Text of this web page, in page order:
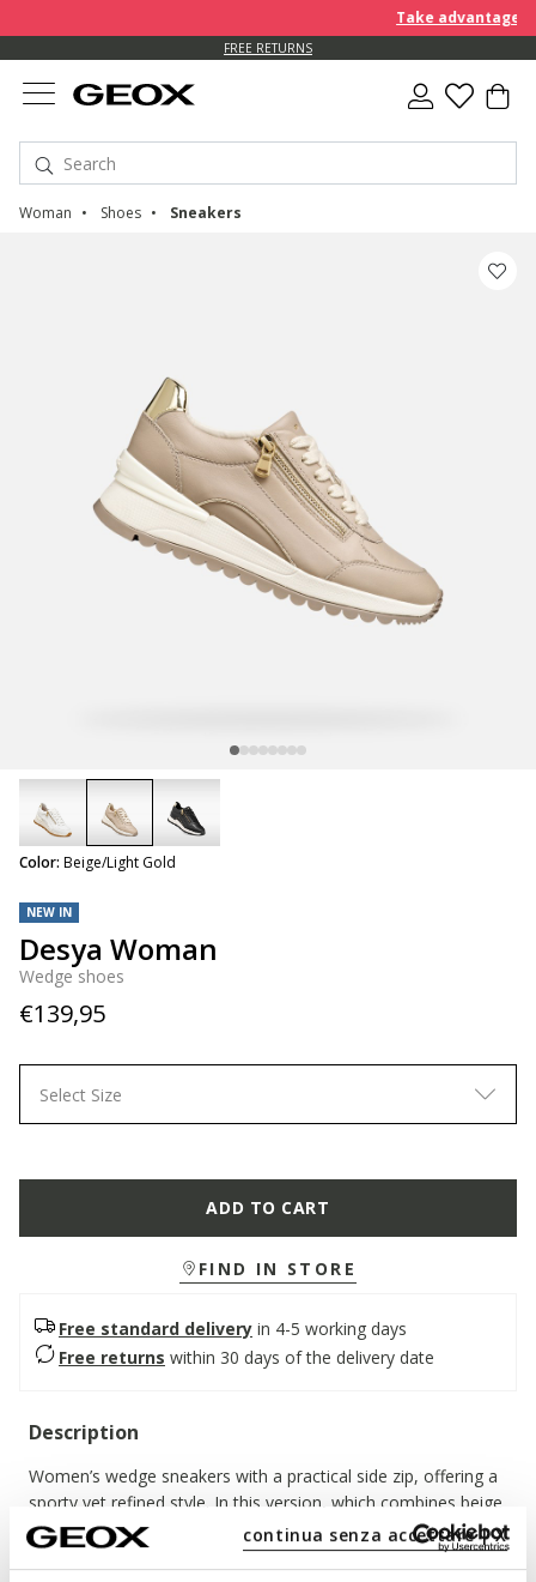
continua senza accettare | X
Take advantage of
FREE RETURNS
Woman Shoes Sneakers
NEW IN
Desya Woman
Wedge shoes
€139,95
Color: Beige/Light Gold
selected
Select Size
ADD TO CART
FIND IN STORE
Free standard delivery in 4-5 working days
Free returns within 30 days of the delivery date
Description
Women’s wedge sneakers with a practical side zip, offering a
sporty yet refined style. In this version, which combines beige
and light gold, they feature a lightweight and comfortable
upper in nappa leather and metallic effect leather-look